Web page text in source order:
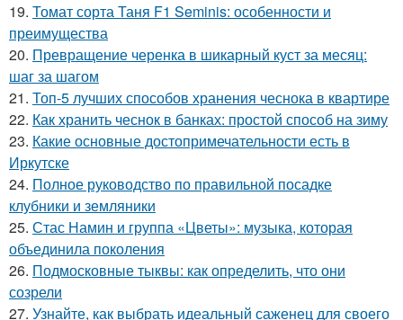
19. Томат сорта Таня F1 Seminis: особенности и
преимущества
20. Превращение черенка в шикарный куст за месяц:
шаг за шагом
21. Топ-5 лучших способов хранения чеснока в квартире
22. Как хранить чеснок в банках: простой способ на зиму
23. Какие основные достопримечательности есть в
Иркутске
24. Полное руководство по правильной посадке
клубники и земляники
25. Стас Намин и группа «Цветы»: музыка, которая
объединила поколения
26. Подмосковные тыквы: как определить, что они
созрели
27. Узнайте, как выбрать идеальный саженец для своего